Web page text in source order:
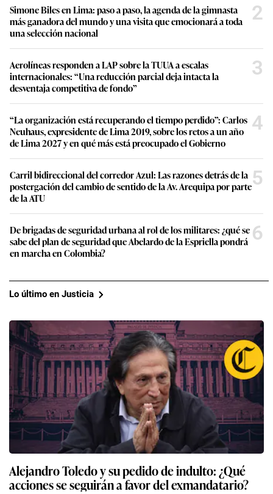
Simone Biles en Lima: paso a paso, la agenda de la gimnasta
más ganadora del mundo y una visita que emocionará a toda
una selección nacional
2
Aerolíneas responden a LAP sobre la TUUA a escalas
internacionales: “Una reducción parcial deja intacta la
desventaja competitiva de fondo”
3
“La organización está recuperando el tiempo perdido”: Carlos
Neuhaus, expresidente de Lima 2019, sobre los retos a un año
de Lima 2027 y en qué más está preocupado el Gobierno
4
Carril bidireccional del corredor Azul: Las razones detrás de la
postergación del cambio de sentido de la Av. Arequipa por parte
de la ATU
5
De brigadas de seguridad urbana al rol de los militares: ¿qué se
sabe del plan de seguridad que Abelardo de la Espriella pondrá
en marcha en Colombia?
6
Lo último en Justicia
Alejandro Toledo y su pedido de indulto: ¿Qué
acciones se seguirán a favor del exmandatario?